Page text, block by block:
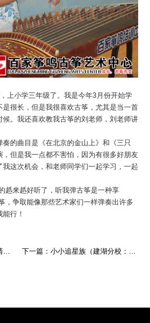
小学三年级了。我是今年3月份开始学
很长，但是我很喜欢古筝，尤其是当一首
。我还喜欢教我古筝的刘老师，刘老师讲
的曲目是《在北京的金山上》和《三只
但是我一点都不害怕，因为有很多好朋友
这次机会，和老师同学们一起学习，一起
来赿好听了，听我弹古筝是一种享
，争取能像那些艺术家们一样弹奏出许多
行！
分校：张璐昕）
下一篇：小小追星族（建湖分校：陆雨